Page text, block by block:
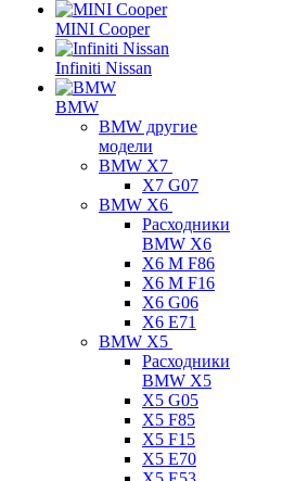
MINI Cooper
Infiniti Nissan
BMW
BMW другие
модели
BMW X7
X7 G07
BMW X6
Расходники
BMW X6
X6 M F86
X6 M F16
X6 G06
X6 E71
BMW X5
Расходники
BMW X5
X5 G05
X5 F85
X5 F15
X5 E70